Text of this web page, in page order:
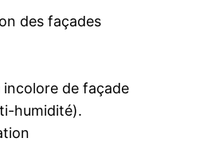
des façades
de façade
humidité).